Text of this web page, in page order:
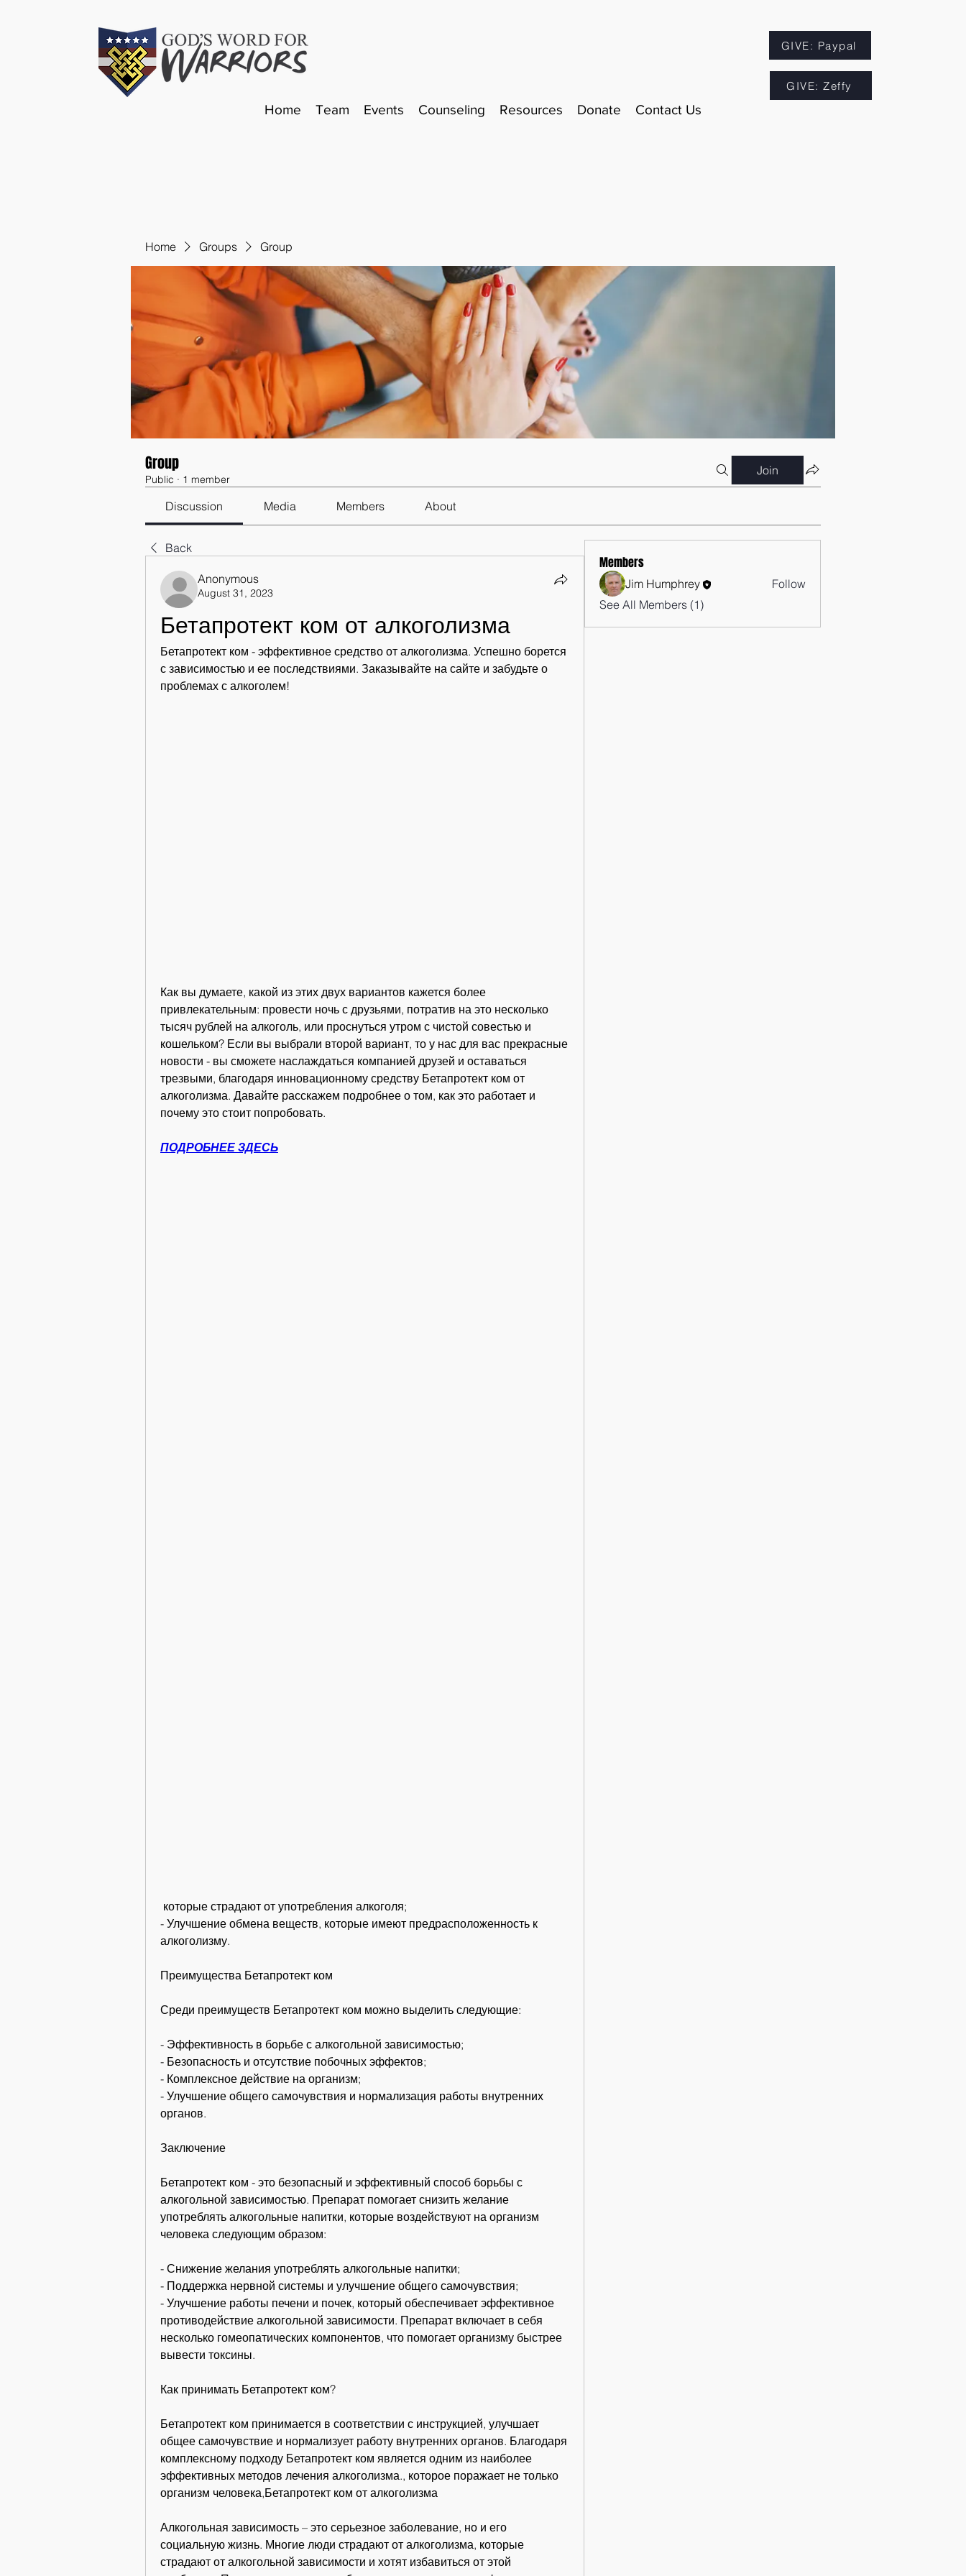
GIVE: Paypal
GIVE: Zeffy
Home Team Events Counseling Resources Donate Contact Us
Home Groups Group
Group
Public · 1 member
Join
Discussion Media Members About
Back
Anonymous
August 31, 2023
Бетапротект ком от алкоголизма
Бетапротект ком - эффективное средство от алкоголизма. Успешно борется
с зависимостью и ее последствиями. Заказывайте на сайте и забудьте о
проблемах с алкоголем!
Как вы думаете, какой из этих двух вариантов кажется более
привлекательным: провести ночь с друзьями, потратив на это несколько
тысяч рублей на алкоголь, или проснуться утром с чистой совестью и
кошельком? Если вы выбрали второй вариант, то у нас для вас прекрасные
новости - вы сможете наслаждаться компанией друзей и оставаться
трезвыми, благодаря инновационному средству Бетапротект ком от
алкоголизма. Давайте расскажем подробнее о том, как это работает и
почему это стоит попробовать.
ПОДРОБНЕЕ ЗДЕСЬ
которые страдают от употребления алкоголя;
- Улучшение обмена веществ, которые имеют предрасположенность к
алкоголизму.
Преимущества Бетапротект ком
Среди преимуществ Бетапротект ком можно выделить следующие:
- Эффективность в борьбе с алкогольной зависимостью;
- Безопасность и отсутствие побочных эффектов;
- Комплексное действие на организм;
- Улучшение общего самочувствия и нормализация работы внутренних
органов.
Заключение
Бетапротект ком - это безопасный и эффективный способ борьбы с
алкогольной зависимостью. Препарат помогает снизить желание
употреблять алкогольные напитки, которые воздействуют на организм
человека следующим образом:
- Снижение желания употреблять алкогольные напитки;
- Поддержка нервной системы и улучшение общего самочувствия;
- Улучшение работы печени и почек, который обеспечивает эффективное
противодействие алкогольной зависимости. Препарат включает в себя
несколько гомеопатических компонентов, что помогает организму быстрее
вывести токсины.
Как принимать Бетапротект ком?
Бетапротект ком принимается в соответствии с инструкцией, улучшает
общее самочувствие и нормализует работу внутренних органов. Благодаря
комплексному подходу Бетапротект ком является одним из наиболее
эффективных методов лечения алкоголизма., которое поражает не только
организм человека,Бетапротект ком от алкоголизма
Алкогольная зависимость – это серьезное заболевание, но и его
социальную жизнь. Многие люди страдают от алкоголизма, которые
страдают от алкогольной зависимости и хотят избавиться от этой
Members
Jim Humphrey
Follow
See All Members (1)